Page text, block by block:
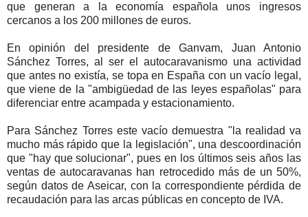
que generan a la economía española unos ingresos
cercanos a los 200 millones de euros.
En opinión del presidente de Ganvam, Juan Antonio
Sánchez Torres, al ser el autocaravanismo una actividad
que antes no existía, se topa en España con un vacío legal,
que viene de la "ambigüedad de las leyes españolas" para
diferenciar entre acampada y estacionamiento.
Para Sánchez Torres este vacío demuestra "la realidad va
mucho más rápido que la legislación", una descoordinación
que "hay que solucionar", pues en los últimos seis años las
ventas de autocaravanas han retrocedido más de un 50%,
según datos de Aseicar, con la correspondiente pérdida de
recaudación para las arcas públicas en concepto de IVA.